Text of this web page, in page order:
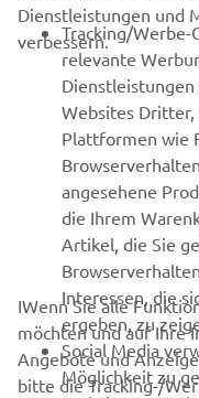
B2B
MEHR YAMAHA
SUPPORT
NEWSLETTER
Erfahre als Erster von
Sonderveranstaltungen,
Dienstleistungen und
verbessern.Tracking/Werbe-
relevante
Websites Dritter,
Plattformen wie
angesehene
die Ihrem
Artikel, die Sie
Interessen, die
ergeben, zu
Social Media
Möglichkeit zu
IWenn Sie alle
möchten und auf Ihre
Angebote und
bitte die Tracking-/